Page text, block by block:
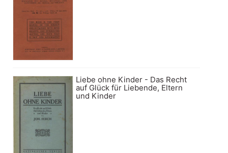
Liebe ohne Kinder - Das Recht
auf Glück für Liebende, Eltern
und Kinder